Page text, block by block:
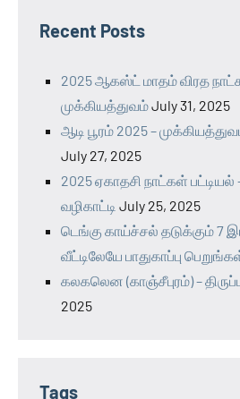
Recent Posts
2025 ஆகஸ்ட் மாதம் விரத
முக்கியத்துவம்July 31, 2025
ஆடி பூரம் 2025 –
July 27, 2025
2025 ஏகாதசி நாட்கள்
வழிகாட்டி July 25, 2025
டெங்கு காய்ச்சல் தடுக்கும் 7
வீட்டிலேயே பாதுகாப்பு
கலகலென (காஞ்சீபுரம்) –
2025
Tags